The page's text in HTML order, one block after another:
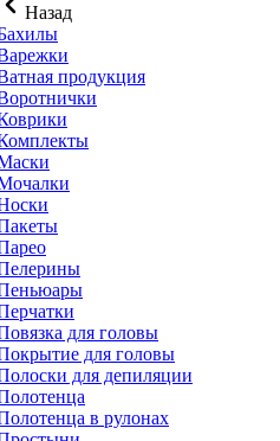
Назад
продукция
для головы
для головы
для депиляции
в рулонах